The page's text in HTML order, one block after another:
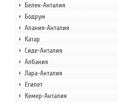
Белек-Анталия
Бодрум
Алания-Анталия
Катар
Сиде-Анталия
Албания
Лара-Анталия
Египет
Кемер-Анталия